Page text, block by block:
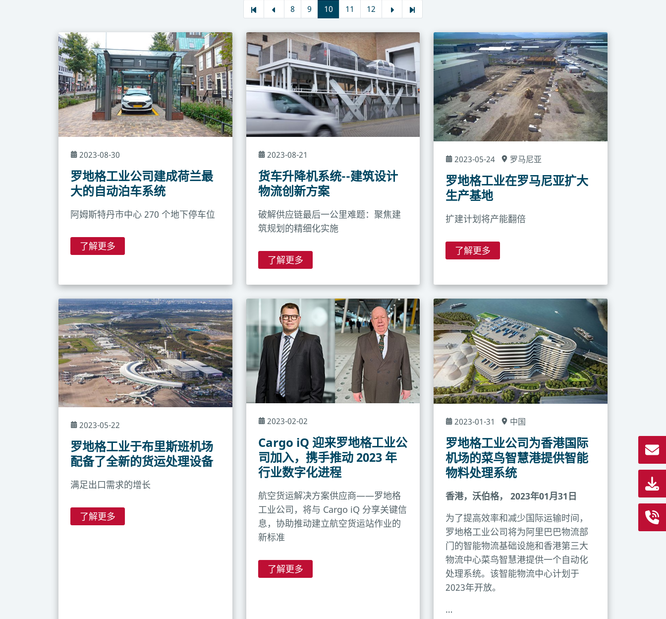
8 9 10 11 12
2023-08-30
罗地格工业公司建成荷兰最
大的自动泊车系统
阿姆斯特丹市中心 270 个地下停车位
了解更多
2023-08-21
货车升降机系统--建筑设计
物流创新方案
破解供应链最后一公里难题：聚焦建
筑规划的精细化实施
了解更多
2023-05-24 罗马尼亚
罗地格工业在罗马尼亚扩大
生产基地
扩建计划将产能翻倍
了解更多
2023-05-22
罗地格工业于布里斯班机场
配备了全新的货运处理设备
满足出口需求的增长
了解更多
2023-02-02
Cargo iQ 迎来罗地格工业公
司加入，携手推动 2023 年
行业数字化进程
航空货运解决方案供应商——罗地格
工业公司，将与 Cargo iQ 分享关键信
息，协助推动建立航空货运站作业的
新标准
了解更多
2023-01-31 中国
罗地格工业公司为香港国际
机场的菜鸟智慧港提供智能
物料处理系统
香港，沃伯格， 2023年01月31日
为了提高效率和减少国际运输时间，
罗地格工业公司将为阿里巴巴物流部
门的智能物流基础设施和香港第三大
物流中心菜鸟智慧港提供一个自动化
处理系统。该智能物流中心计划于
2023年开放。
…